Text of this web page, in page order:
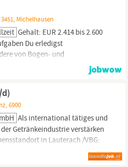
Anleitung und Koordination
Mitwirkung bei
Michelhausen
Gehalt: EUR 2.414 bis 2.600
Du erledigst
von Bogen- und
Sicherstellung der Hygiene in
Du sorgst für die Einhaltung
Du dokumentierst alle
Du unterstützt...
6900
Als international tätiges und
Getränkeindustrie verstärken
in Lauterach /VBG:
Helfertätigkeiten im Lager und in
MIT: Handwerkliches Geschick